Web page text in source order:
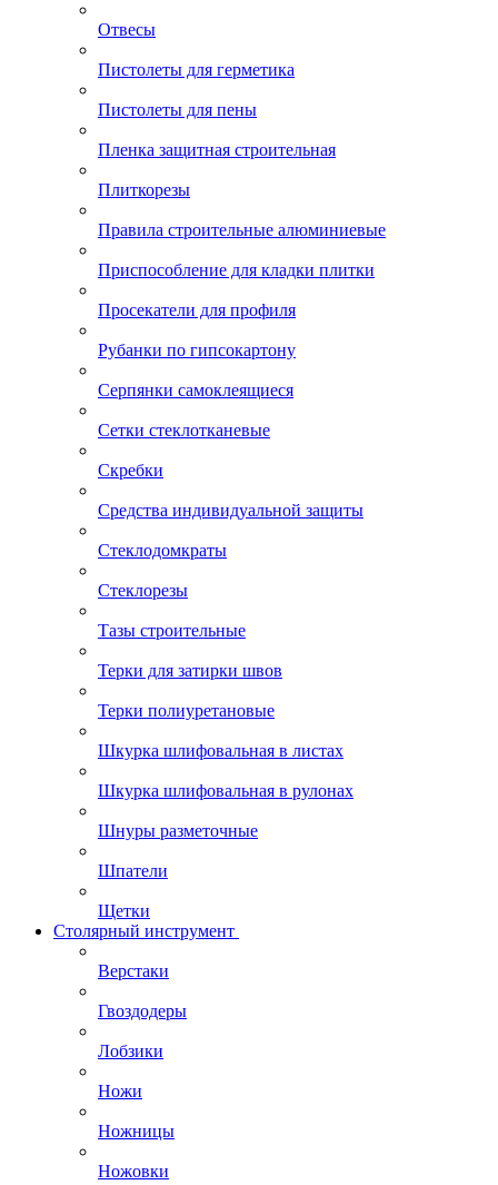
Отвесы
Пистолеты для герметика
Пистолеты для пены
Пленка защитная строительная
Плиткорезы
Правила строительные алюминиевые
Приспособление для кладки плитки
Просекатели для профиля
Рубанки по гипсокартону
Серпянки самоклеящиеся
Сетки стеклотканевые
Скребки
Средства индивидуальной защиты
Стеклодомкраты
Стеклорезы
Тазы строительные
Терки для затирки швов
Терки полиуретановые
Шкурка шлифовальная в листах
Шкурка шлифовальная в рулонах
Шнуры разметочные
Шпатели
Щетки
Столярный инструмент
Верстаки
Гвоздодеры
Лобзики
Ножи
Ножницы
Ножовки